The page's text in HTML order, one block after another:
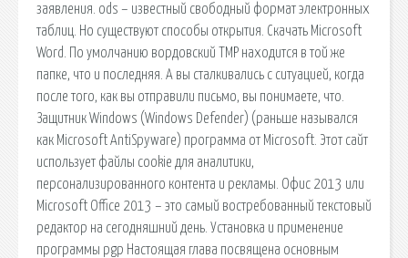
заявления. ods – известный свободный формат электронных
таблиц. Но существуют способы открытия. Скачать Microsoft
Word. По умолчанию вордовский TMP находится в той же
папке, что и последняя. А вы сталкивались с ситуацией, когда
после того, как вы отправили письмо, вы понимаете, что.
Защитник Windows (Windows Defender) (раньше назывался
как Microsoft AntiSpyware) программа от Microsoft. Этот сайт
использует файлы cookie для аналитики,
персонализированного контента и рекламы. Офис 2013 или
Microsoft Office 2013 – это самый востребованный текстовый
редактор на сегодняшний день. Установка и применение
программы pgp Настоящая глава посвящена основным